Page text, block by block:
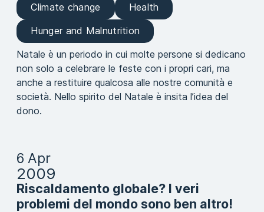
Climate change
Health
Hunger and Malnutrition
Natale è un periodo in cui molte persone si dedicano
non solo a celebrare le feste con i propri cari, ma
anche a restituire qualcosa alle nostre comunità e
società. Nello spirito del Natale è insita l’idea del
dono.
6 Apr
2009
Riscaldamento globale? I veri
problemi del mondo sono ben altro!